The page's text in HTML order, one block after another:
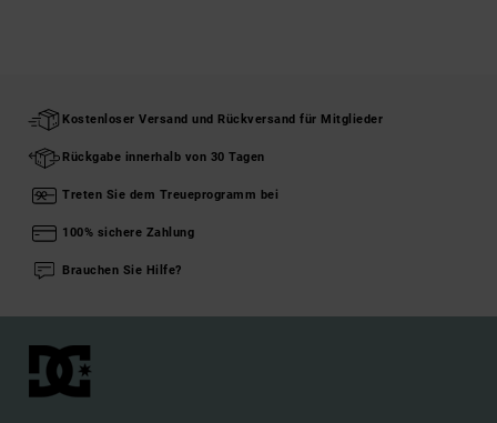
Kostenloser Versand und Rückversand für Mitglieder
Rückgabe innerhalb von 30 Tagen
Treten Sie dem Treueprogramm bei
100% sichere Zahlung
Brauchen Sie Hilfe?